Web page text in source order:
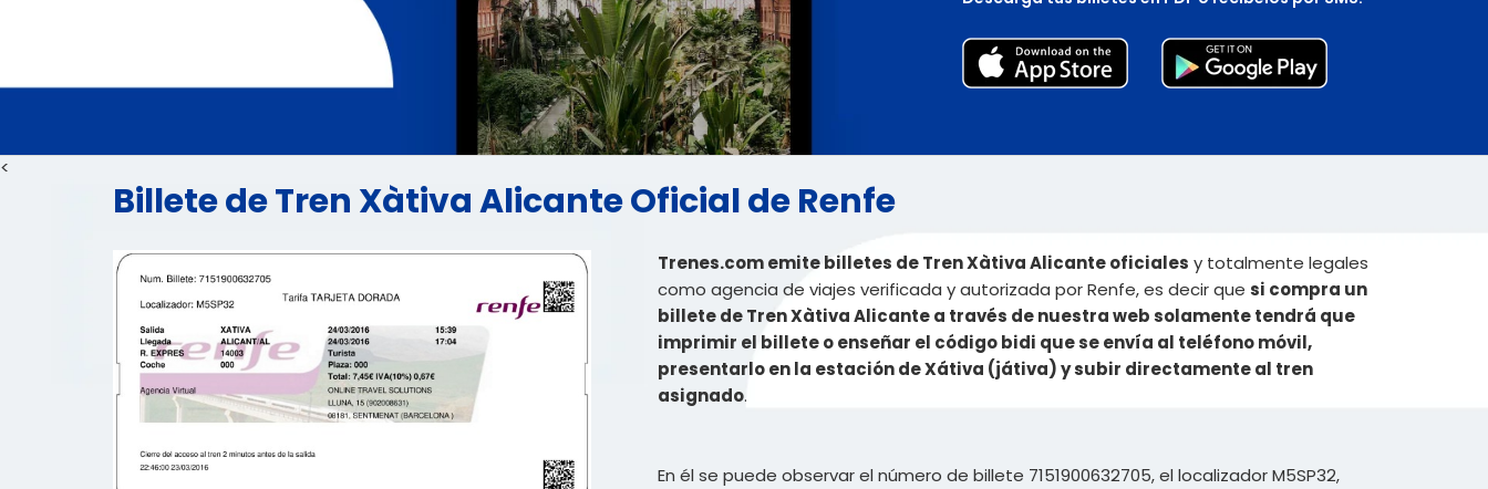
<
Billete de Tren Xàtiva Alicante Oficial de Renfe
Trenes.com emite billetes de Tren Xàtiva Alicante oficiales y totalmente legales
como agencia de viajes verificada y autorizada por Renfe, es decir que si compra un
billete de Tren Xàtiva Alicante a través de nuestra web solamente tendrá que
imprimir el billete o enseñar el código bidi que se envía al teléfono móvil,
presentarlo en la estación de Xátiva (játiva) y subir directamente al tren
asignado.
En él se puede observar el número de billete 7151900632705, el localizador M5SP32,